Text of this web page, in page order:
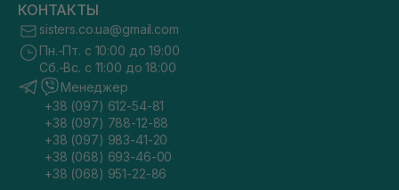
КОНТАКТЫ
sisters.co.ua@gmail.com
Пн.-Пт. с 10:00 до 19:00
Сб.-Вс. с 11:00 до 18:00
Менеджер
+38 (097) 612-54-81
+38 (097) 788-12-88
+38 (097) 983-41-20
+38 (068) 693-46-00
+38 (068) 951-22-86